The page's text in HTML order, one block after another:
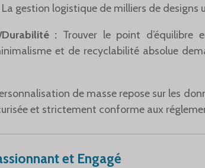
gestion logistique de milliers de designs
Durabilité : Trouver le point d’équilibre
et de recyclabilité absolue
de masse repose sur les
et strictement conforme aux
et Engagé